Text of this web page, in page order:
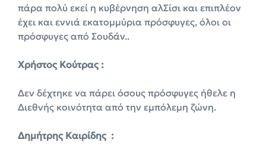
πάρα πολύ εκεί η κυβέρνηση αλΣίσι και επιπλέον
έχει και εννιά εκατομμύρια πρόσφυγες, όλοι οι
πρόσφυγες από Σουδάν..
Χρήστος Κούτρας :
Δεν δέχτηκε να πάρει όσους πρόσφυγες ήθελε η
Διεθνής κοινότητα από την εμπόλεμη ζώνη.
Δημήτρης Καιρίδης :